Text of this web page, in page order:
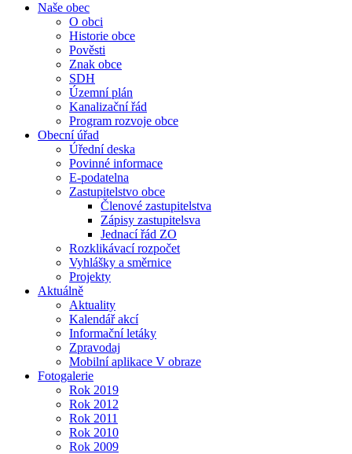
Naše obec
O obci
Historie obce
Pověsti
Znak obce
SDH
Územní plán
Kanalizační řád
Program rozvoje obce
Obecní úřad
Úřední deska
Povinné informace
E-podatelna
Zastupitelstvo obce
Členové zastupitelstva
Zápisy zastupitelsva
Jednací řád ZO
Rozklikávací rozpočet
Vyhlášky a směrnice
Projekty
Aktuálně
Aktuality
Kalendář akcí
Informační letáky
Zpravodaj
Mobilní aplikace V obraze
Fotogalerie
Rok 2019
Rok 2012
Rok 2011
Rok 2010
Rok 2009